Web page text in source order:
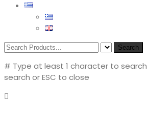
Search
# Type at least 1 character to search
search or ESC to close